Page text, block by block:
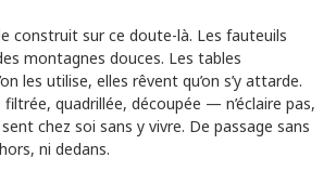
construit sur ce doute-là. Les fauteuils
montagnes douces. Les tables
les utilise, elles rêvent qu’on s’y attarde.
quadrillée, découpée — n’éclaire pas,
chez soi sans y vivre. De passage sans
ni dedans.